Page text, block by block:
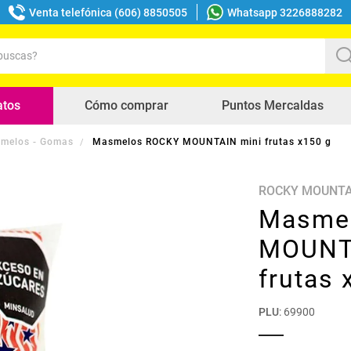
Venta telefónica (606) 8850505 Whatsapp 3226888282
Cómo comprar Puntos Mercaldas
- Gomas Masmelos ROCKY MOUNTAIN mini frutas x150 g
ROCKY
frutas
PLU: 69900
buscados